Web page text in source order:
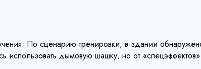
По сценарию тренировки, в здании
дымовую шашку, но от «спецэффектов»